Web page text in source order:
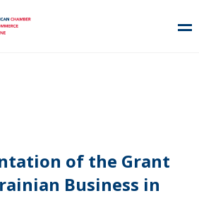
of the Grant
Business in